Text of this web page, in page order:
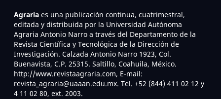
Agraria es una publicación continua, cuatrimestral,
editada y distribuida por la Universidad Autónoma
Agraria Antonio Narro a través del Departamento de la
Revista Científica y Tecnológica de la Dirección de
Investigación. Calzada Antonio Narro 1923, Col.
Buenavista, C.P. 25315. Saltillo, Coahuila, México.
http://www.revistaagraria.com, E-mail:
revista_agraria@uaaan.edu.mx. Tel. +52 (844) 411 02 12 y
4 11 02 80, ext. 2003.